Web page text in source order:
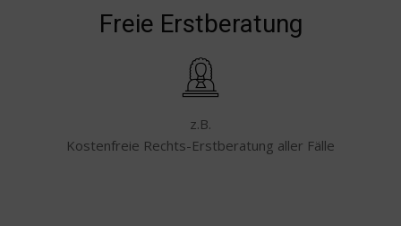
Freie Erstberatung
z.B.
Kostenfreie Rechts-Erstberatung aller Fälle